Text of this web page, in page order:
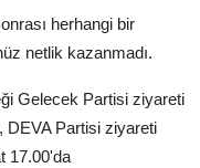
herhangi bir
netlik kazanmadı.
Gelecek Partisi ziyareti
DEVA Partisi ziyareti
17.00'da